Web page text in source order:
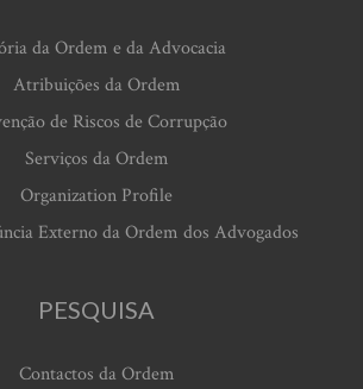
da Ordem e da Advocacia
Atribuições da Ordem
de Riscos de Corrupção
Serviços da Ordem
Organization Profile
Externo da Ordem dos Advogados
PESQUISA
Contactos da Ordem